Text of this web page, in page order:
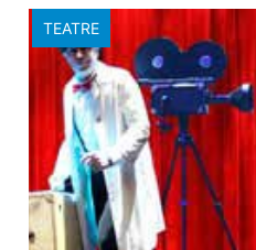
TEATRE